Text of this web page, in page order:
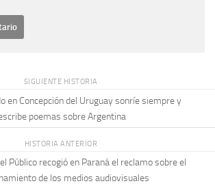
SIGUIENTE HISTORIA
en Concepción del Uruguay sonríe siempre y
poemas sobre Argentina
HISTORIA ANTERIOR
Público recogió en Paraná el reclamo sobre el
de los medios audiovisuales